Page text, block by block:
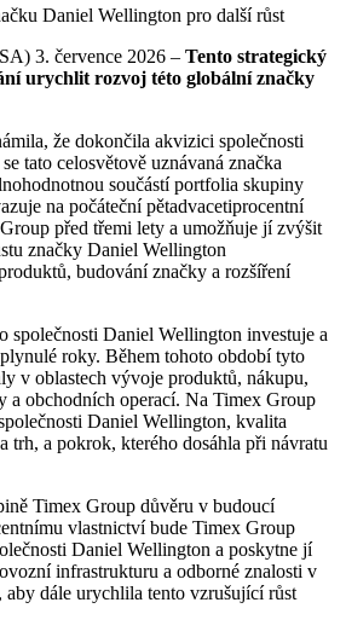
3. července 2026 – Tento strategický
urychlit rozvoj této globální značky
že dokončila akvizici společnosti
tato celosvětově uznávaná značka
součástí portfolia skupiny
na počáteční pětadvacetiprocentní
před třemi lety a umožňuje jí zvýšit
značky Daniel Wellington
budování značky a rozšíření
společnosti Daniel Wellington investuje a
roky. Během tohoto období tyto
v oblastech vývoje produktů, nákupu,
a obchodních operací. Na Timex Group
Daniel Wellington, kvalita
trh, a pokrok, kterého dosáhla při návratu
Timex Group důvěru v budoucí
vlastnictví bude Timex Group
Daniel Wellington a poskytne jí
infrastrukturu a odborné znalosti v
aby dále urychlila tento vzrušující růst